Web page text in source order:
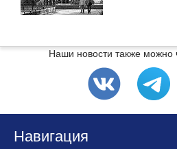
Наши новости также можно
Навигация